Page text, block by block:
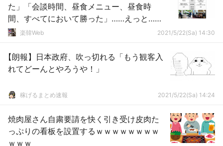
た」「会談時間、昼食メニュー、昼食時
間、すべてにおいて勝った」……えっと……
おめでとうございます
楽韓Web 2021/5/22(Sa) 14:30
【朗報】日本政府、吹っ切れる「もう観客入
れてどーんとやろうや！」
稼げるまとめ速報 2021/5/22(Sa) 14:24
焼肉屋さん自粛要請を快く引き受け皮肉た
っぷりの看板を設置するｗｗｗｗｗｗｗｗ
ｗｗｗ